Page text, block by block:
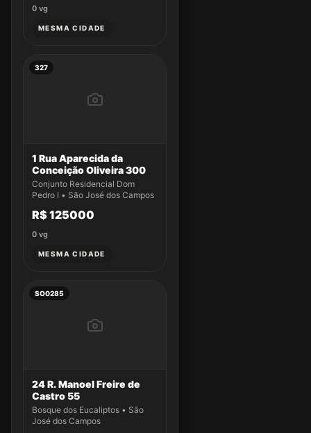
0 vg
MESMA CIDADE
327
1 Rua Aparecida da
Conceição Oliveira 300
Conjunto Residencial Dom
Pedro I • São José dos Campos
R$ 125000
0 vg
MESMA CIDADE
SO0285
24 R. Manoel Freire de
Castro 55
Bosque dos Eucaliptos • São
José dos Campos